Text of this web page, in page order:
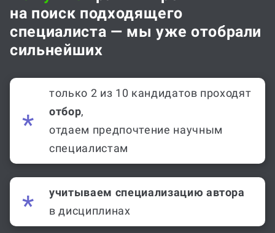
на поиск подходящего
специалиста — мы уже отобрали
сильнейших
только 2 из 10 кандидатов проходят
отбор,
отдаем предпочтение научным
специалистам
учитываем специализацию автора
в дисциплинах